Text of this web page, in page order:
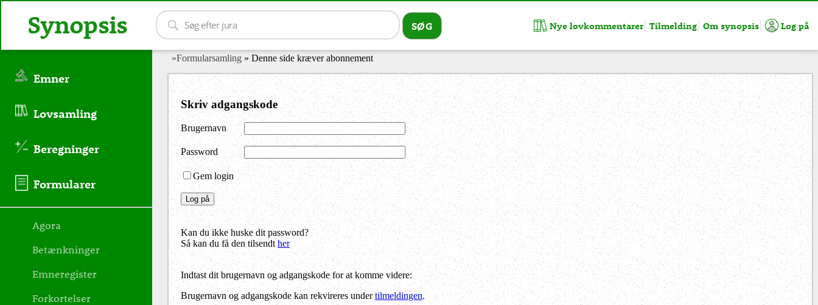
»Formularsamling » Denne side kræver abonnement
Skriv adgangskode
Brugernavn
Password
Gem login
Kan du ikke huske dit password?
Så kan du få den tilsendther
Indtast dit brugernavn og adgangskode for at komme videre:
Brugernavn og adgangskode kan rekvireres undertilmeldingen.
Emner
Lovsamling
Beregninger
Formularer
Agora
Betænkninger
Emneregister
Forkortelser
Synopsis Nye lovkommentarer Tilmelding Om synopsis Log på